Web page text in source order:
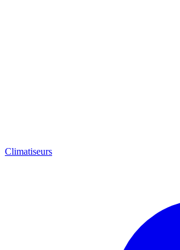
Climatiseurs